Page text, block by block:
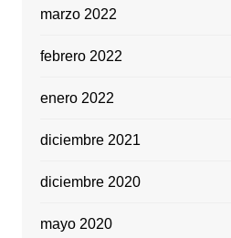
marzo 2022
febrero 2022
enero 2022
diciembre 2021
diciembre 2020
mayo 2020